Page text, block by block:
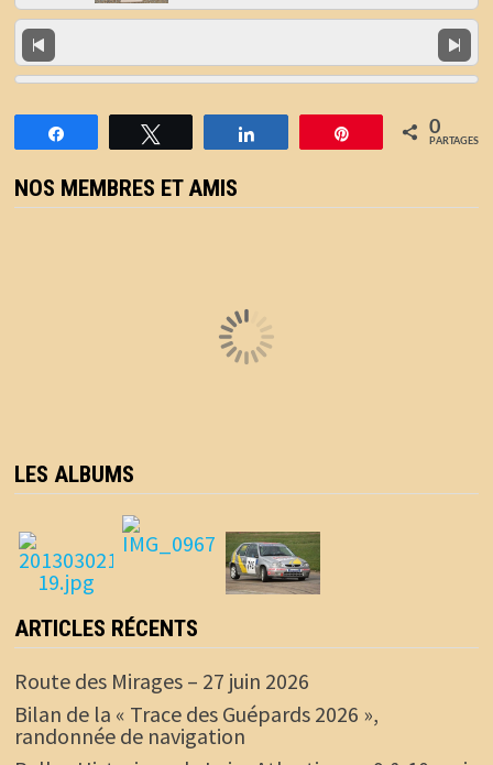
Épingle 0
PARTAGES
NOS MEMBRES ET AMIS
LES ALBUMS
ARTICLES RÉCENTS
Route des Mirages – 27 juin 2026
Bilan de la « Trace des Guépards 2026 »,
randonnée de navigation